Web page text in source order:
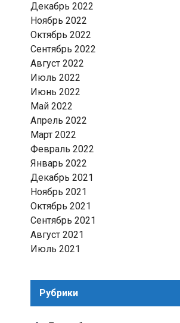
Декабрь 2022
Ноябрь 2022
Октябрь 2022
Сентябрь 2022
Август 2022
Июль 2022
Июнь 2022
Май 2022
Апрель 2022
Март 2022
Февраль 2022
Январь 2022
Декабрь 2021
Ноябрь 2021
Октябрь 2021
Сентябрь 2021
Август 2021
Июль 2021
Рубрики